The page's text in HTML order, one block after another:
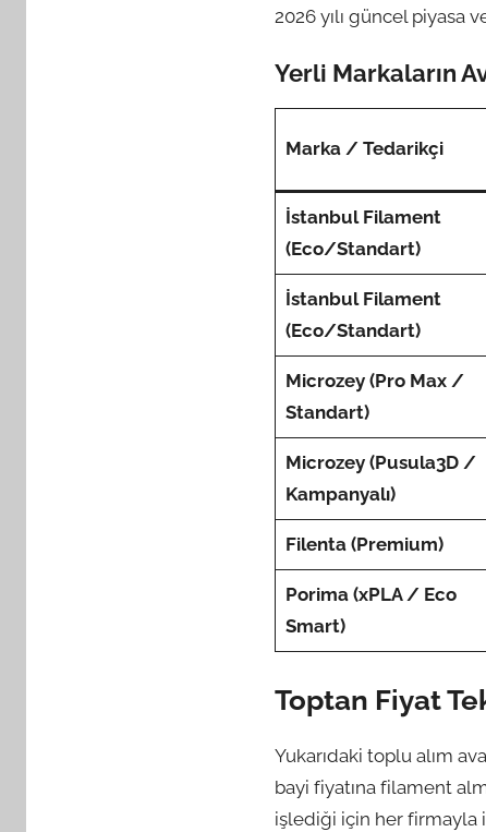
2026 yılı güncel piyasa
Yerli Markaların
Marka / Tedarikçi
İstanbul Filament
(Eco/Standart)
İstanbul Filament
(Eco/Standart)
Microzey (Pro Max /
Standart)
Microzey (Pusula3D /
Kampanyalı)
Filenta (Premium)
Porima (xPLA / Eco
Smart)
Toptan Fiyat
Yukarıdaki toplu alım
bayi fiyatına filament
işlediği için her firmayla